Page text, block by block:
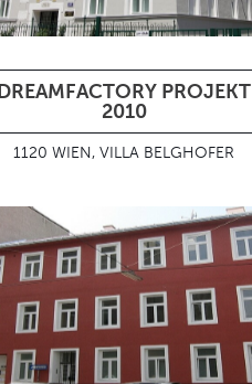
DREAMFACTORY PROJEKT
2010
1120 WIEN, VILLA BELGHOFER